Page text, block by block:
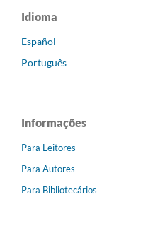
Idioma
Español
Português
Informações
Para Leitores
Para Autores
Para Bibliotecários